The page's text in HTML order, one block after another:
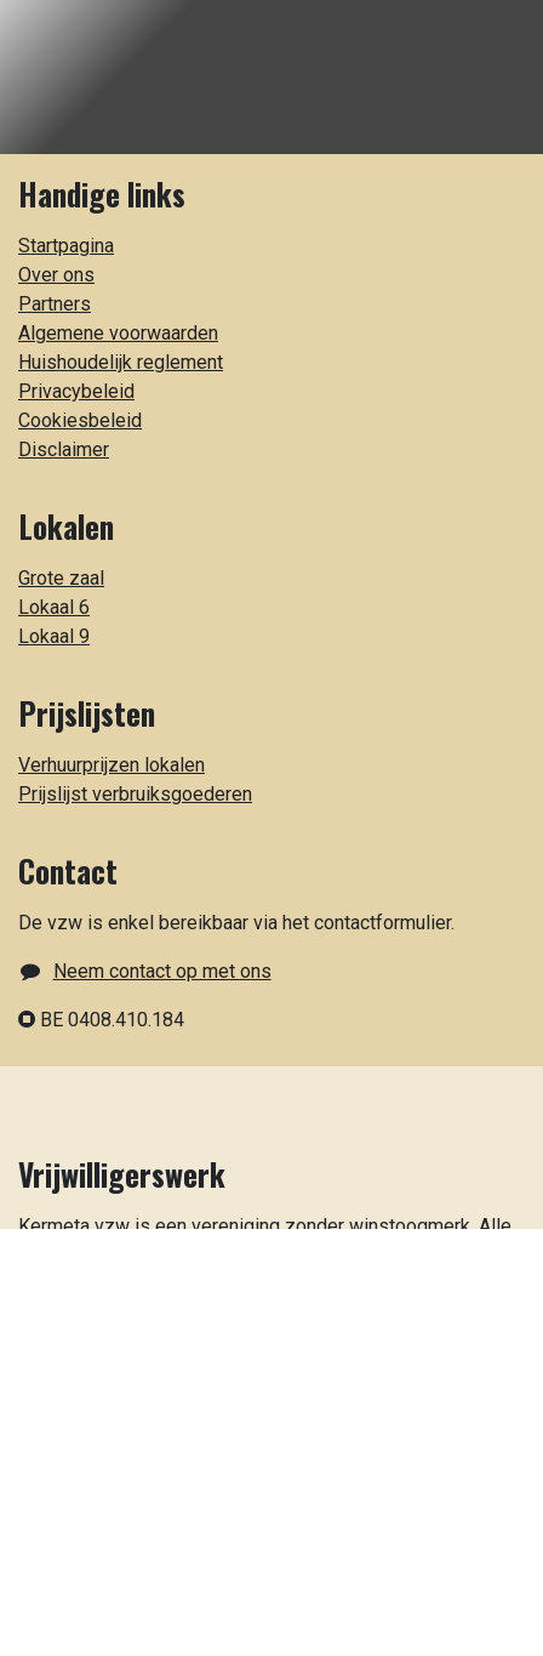
Handige links
Startpagina
Over ons
Partners
Algemene voorwaarden
Huishoudelijk reglement
Privacybeleid
Cookiesbeleid
Disclaimer
Lokalen
Grote zaal
Lokaal 6
Lokaal 9
Prijslijsten
Verhuurprijzen lokalen
Prijslijst verbruiksgoederen
Contact
De vzw is enkel bereikbaar via het contactformulier.
Neem contact op met ons
BE 0408.410.184
Vrijwilligerswerk
Kermeta vzw is een vereniging zonder winstoogmerk. Alle